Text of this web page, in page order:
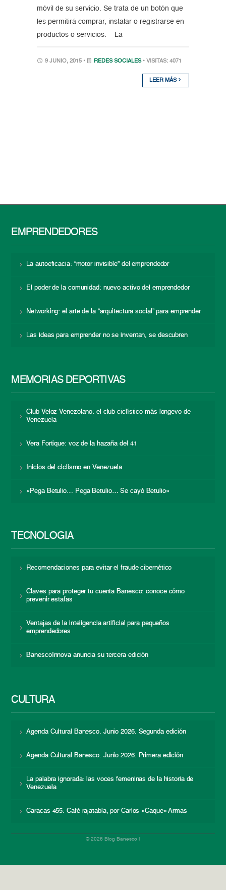
móvil de su servicio. Se trata de un botón que
les permitirá comprar, instalar o registrarse en
productos o servicios. La
9 JUNIO, 2015 • REDES SOCIALES • VISITAS: 4071
LEER MÁS
EMPRENDEDORES
La autoeficacia: “motor invisible” del emprendedor
El poder de la comunidad: nuevo activo del emprendedor
Networking: el arte de la “arquitectura social” para emprender
Las ideas para emprender no se inventan, se descubren
MEMORIAS DEPORTIVAS
Club Veloz Venezolano: el club ciclístico más longevo de
Venezuela
Vera Fortique: voz de la hazaña del 41
Inicios del ciclismo en Venezuela
«Pega Betulio… Pega Betulio… Se cayó Betulio»
TECNOLOGÍA
Recomendaciones para evitar el fraude cibernético
Claves para proteger tu cuenta Banesco: conoce cómo
prevenir estafas
Ventajas de la inteligencia artificial para pequeños
emprendedores
BanescoInnova anuncia su tercera edición
CULTURA
Agenda Cultural Banesco. Junio 2026. Segunda edición
Agenda Cultural Banesco. Junio 2026. Primera edición
La palabra ignorada: las voces femeninas de la historia de
Venezuela
Caracas 455: Café rajatabla, por Carlos «Caque» Armas
© 2026 Blog Banesco |